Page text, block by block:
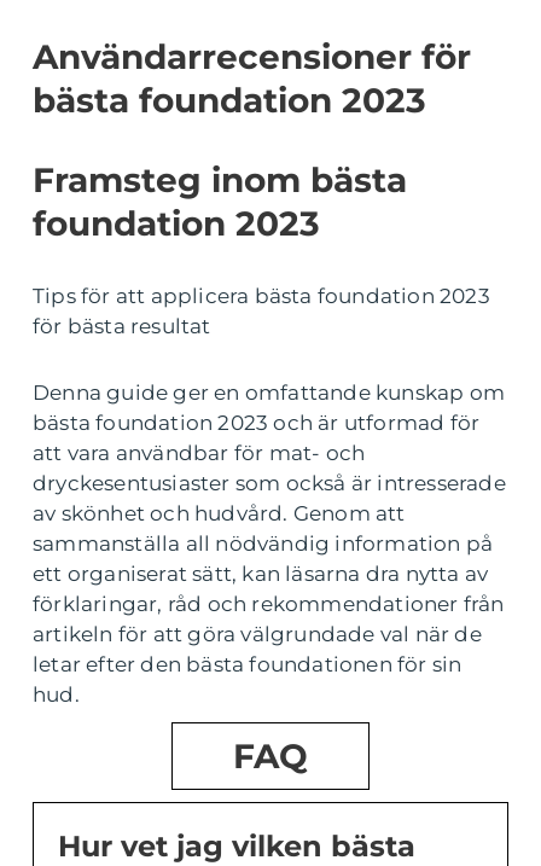
Användarrecensioner för
bästa foundation 2023
Framsteg inom bästa
foundation 2023
Tips för att applicera bästa foundation 2023
för bästa resultat
Denna guide ger en omfattande kunskap om
bästa foundation 2023 och är utformad för
att vara användbar för mat- och
dryckesentusiaster som också är intresserade
av skönhet och hudvård. Genom att
sammanställa all nödvändig information på
ett organiserat sätt, kan läsarna dra nytta av
förklaringar, råd och rekommendationer från
artikeln för att göra välgrundade val när de
letar efter den bästa foundationen för sin
hud.
FAQ
Hur vet jag vilken bästa